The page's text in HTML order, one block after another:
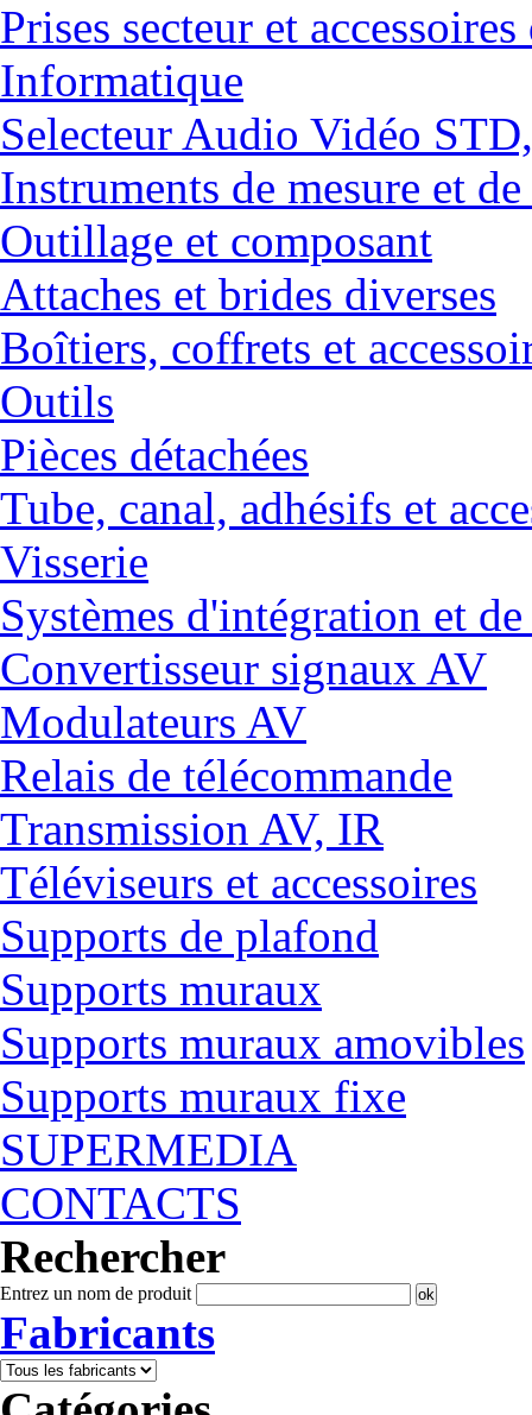
Prises secteur et
Informatique
Selecteur Audio Vidéo
Instruments de mesure et
Outillage et composant
Attaches et brides diverses
Boîtiers, coffrets et
Outils
Pièces détachées
Tube, canal, adhésifs et
Visserie
Systèmes d'intégration et
Convertisseur signaux AV
Modulateurs AV
Relais de télécommande
Transmission AV, IR
Téléviseurs et accessoires
Supports de plafond
Supports muraux
Supports muraux amovibles
Supports muraux fixe
SUPERMEDIA
CONTACTS
Rechercher
Entrez un nom de produit
Fabricants